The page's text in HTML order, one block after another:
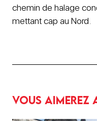
chemin de halage
mettant cap au Nord.
Vous aimerez